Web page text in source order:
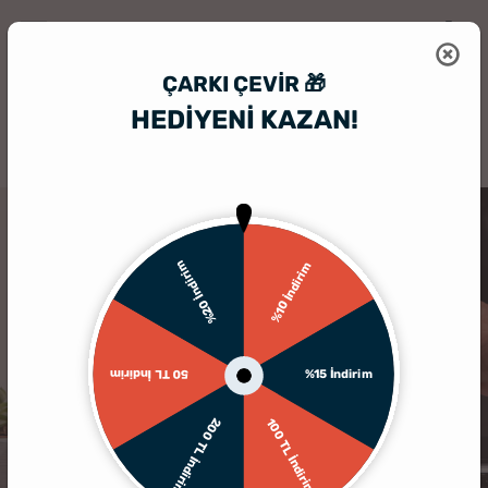
ÇARKI ÇEVIR 🎁
HEDİYENİ KAZAN!
%10 İndirim
%15 İndirim
100 TL İndirim
200 TL İndirim
50 TL İndirim
%20 İndirim